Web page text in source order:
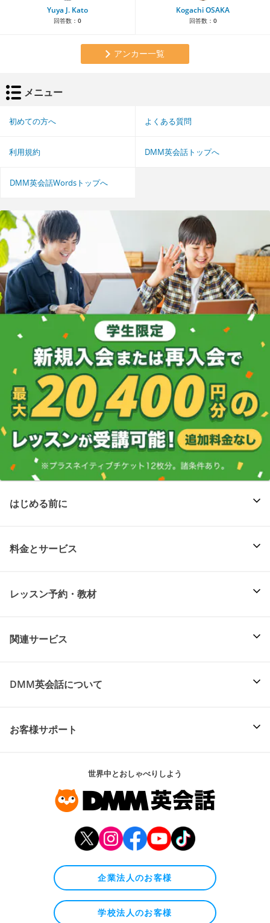
Yuya J. Kato
回答数： 0
Kogachi OSAKA
回答数： 0
アンカー一覧
メニュー
初めての方へ よくある質問
利用規約 DMM英会話トップへ
DMM英会話Wordsトップへ
はじめる前に
料金とサービス
レッスン予約・教材
関連サービス
DMM英会話について
お客様サポート
世界中とおしゃべりしよう
企業法人のお客様
学校法人のお客様